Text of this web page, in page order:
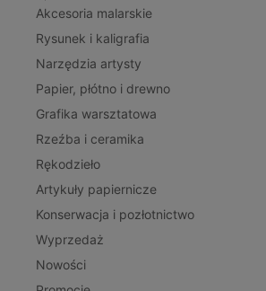
Akcesoria malarskie
Rysunek i kaligrafia
Narzędzia artysty
Papier, płótno i drewno
Grafika warsztatowa
Rzeźba i ceramika
Rękodzieło
Artykuły papiernicze
Konserwacja i pozłotnictwo
Wyprzedaż
Nowości